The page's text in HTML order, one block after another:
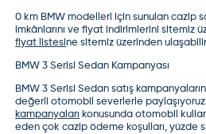
0 km BMW modelleri
için sunulan cazip
imkânlarını ve fiyat indirimlerini sitemiz
fiyat listesine sitemiz üzerinden
BMW 3 Serisi Sedan Kampanyası
BMW 3 Serisi Sedansatış
değerli otomobil severlerle
kampanyaları konusunda otomobil
eden çok cazip ödeme koşulları, yüzde